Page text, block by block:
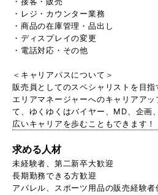
・レジ・カウンター業務
・商品の在庫管理・品出し
・ディスプレイの変更
・電話対応・その他
＜キャリアパスについて＞
販売員としてのスペシャリストを目
エリアマネージャーへのキャリアア
て、ゆくゆくはバイヤー、MD、企画
広いキャリアを歩むこともできます！
求める人材
未経験者、第二新卒大歓迎
長期勤務できる方歓迎
アパレル、スポーツ用品の販売経験者